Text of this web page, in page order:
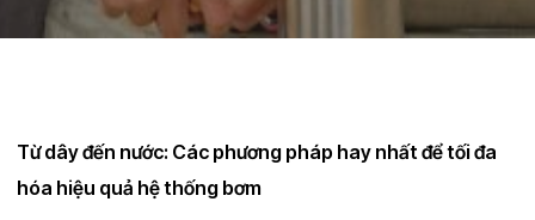
Từ dây đến nước: Các phương pháp hay nhất để tối đa
hóa hiệu quả hệ thống bơm